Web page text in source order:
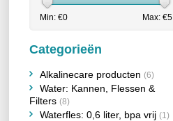
Min: €0 Max: €5
Categorieën
Alkalinecare producten (6)
Water: Kannen, Flessen &
Filters (8)
Waterfles: 0,6 liter, bpa vrij (1)